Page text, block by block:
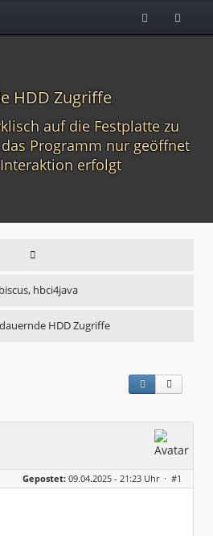
HDD Zugriffe
auf die Festplatte zu
Programm nur geöffnet
erfolgt
hbci4java
HDD Zugriffe
Gepostet: 09.04.2025 - 21:23 Uhr · #1